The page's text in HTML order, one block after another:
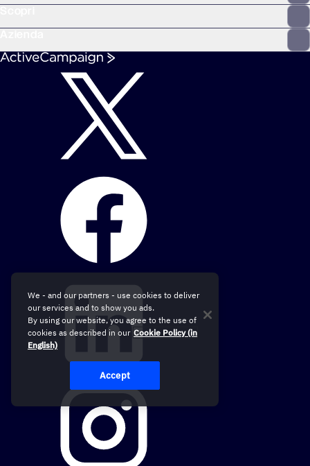
We - and our partners - use cookies to deliver
our services and to show you ads.
By using our website, you agree to the use of
cookies as described in our Cookie Policy (in
English)
Accept